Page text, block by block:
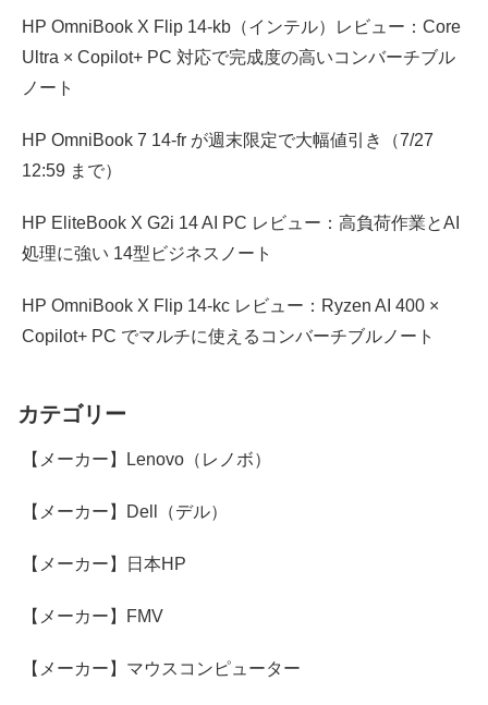
HP OmniBook X Flip 14-kb（インテル）レビュー：Core
Ultra × Copilot+ PC 対応で完成度の高いコンバーチブル
ノート
HP OmniBook 7 14-fr が週末限定で大幅値引き（7/27
12:59 まで）
HP EliteBook X G2i 14 AI PC レビュー：高負荷作業とAI
処理に強い 14型ビジネスノート
HP OmniBook X Flip 14-kc レビュー：Ryzen AI 400 ×
Copilot+ PC でマルチに使えるコンバーチブルノート
カテゴリー
【メーカー】Lenovo（レノボ）
【メーカー】Dell（デル）
【メーカー】日本HP
【メーカー】FMV
【メーカー】マウスコンピューター